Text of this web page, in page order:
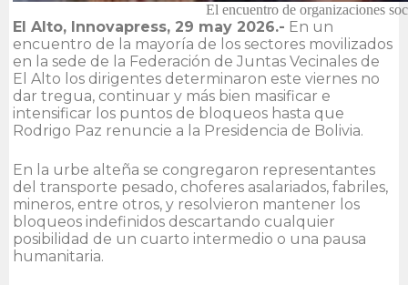
El encuentro de organizaciones
El Alto, Innovapress, 29 may 2026.- En un
encuentro de la mayoría de los sectores movilizados
en la sede de la Federación de Juntas Vecinales de
El Alto los dirigentes determinaron este viernes no
dar tregua, continuar y más bien masificar e
intensificar los puntos de bloqueos hasta que
Rodrigo Paz renuncie a la Presidencia de Bolivia.
En la urbe alteña se congregaron representantes
del transporte pesado, choferes asalariados, fabriles,
mineros, entre otros, y resolvieron mantener los
bloqueos indefinidos descartando cualquier
posibilidad de un cuarto intermedio o una pausa
humanitaria.